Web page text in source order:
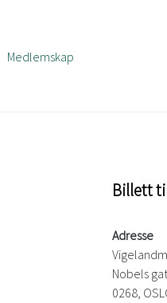
Medlemskap
Billett
Adresse
Nobels
0268,